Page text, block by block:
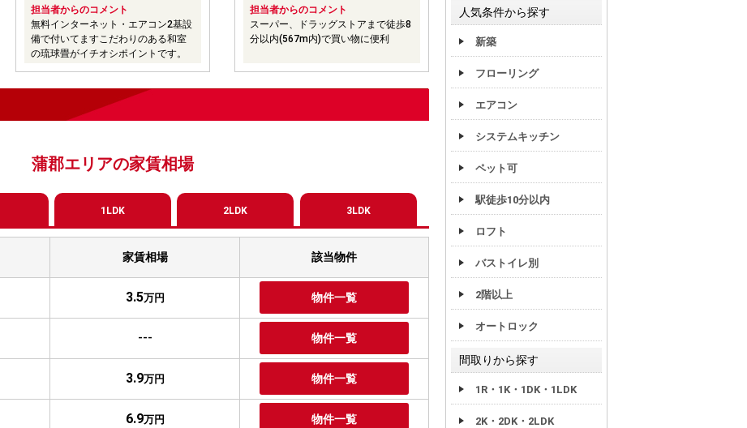
担当者からのコメント
無料インターネット・エアコン2基設
備で付いてますこだわりのある和室
の琉球畳がイチオシポイントです。
担当者からのコメント
スーパー、ドラッグストアまで徒歩8
分以内(567m内)で買い物に便利
蒲郡エリアの家賃相場
1LDK 2LDK 3LDK
家賃相場 該当物件
3.5万円 物件一覧
--- 物件一覧
3.9万円 物件一覧
6.9万円 物件一覧
人気条件から探す
新築
フローリング
エアコン
システムキッチン
ペット可
駅徒歩10分以内
ロフト
バストイレ別
2階以上
オートロック
間取りから探す
1R・1K・1DK・1LDK
2K・2DK・2LDK